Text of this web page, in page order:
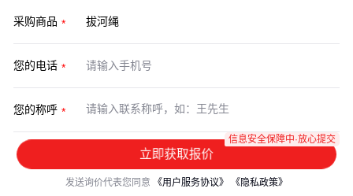
采购商品
您的电话
您的称呼
立即获取报价
信息安全保障中·放心提交
发送询价代表您同意 《用户服务协议》 《隐私政策》